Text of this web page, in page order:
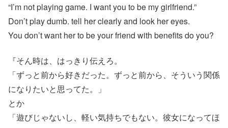
“I’m not playing game. I want you to be my girlfriend.”
Don’t play dumb. tell her clearly and look her eyes.
You don’t want her to be your friend with benefits do you?
『そん時は、はっきり伝えろ。
「ずっと前から好きだった。ずっと前から、そういう関係
になりたいと思ってた。」
とか
「遊びじゃないし、軽い気持ちでもない。彼女になってほ